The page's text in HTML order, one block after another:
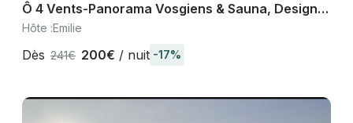
Ô 4 Vents-Panorama Vosgiens & Sauna, Design
Moderne
Hôte :Emilie
Dès 241€ 200€ / nuit -17%